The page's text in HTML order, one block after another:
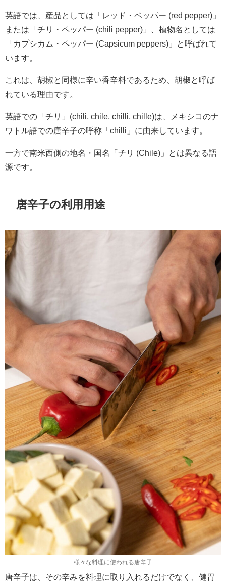
英語では、産品としては「レッド・ペッパー (red pepper)」
または「チリ・ペッパー (chili pepper)」、植物名としては
「カプシカム・ペッパー (Capsicum peppers)」と呼ばれて
います。
これは、胡椒と同様に辛い香辛料であるため、胡椒と呼ば
れている理由です。
英語での「チリ」(chili, chile, chilli, chille)は、メキシコのナ
ワトル語での唐辛子の呼称「chilli」に由来しています。
一方で南米西側の地名・国名「チリ (Chile)」とは異なる語
源です。
唐辛子の利用用途
様々な料理に使われる唐辛子
唐辛子は、その辛みを料理に取り入れるだけでなく、健胃